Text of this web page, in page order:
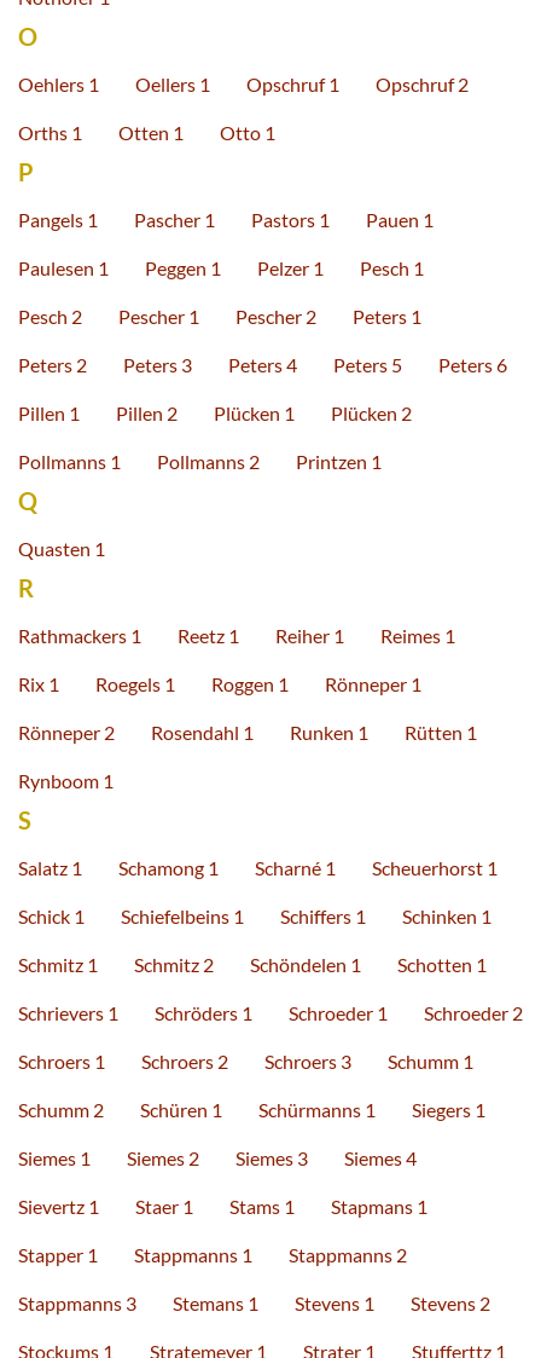
O
Oehlers 1 Oellers 1 Opschruf 1 Opschruf 2
Orths 1 Otten 1 Otto 1
P
Pangels 1 Pascher 1 Pastors 1 Pauen 1
Paulesen 1 Peggen 1 Pelzer 1 Pesch 1
Pesch 2 Pescher 1 Pescher 2 Peters 1
Peters 2 Peters 3 Peters 4 Peters 5 Peters 6
Pillen 1 Pillen 2 Plücken 1 Plücken 2
Pollmanns 1 Pollmanns 2 Printzen 1
Q
Quasten 1
R
Rathmackers 1 Reetz 1 Reiher 1 Reimes 1
Rix 1 Roegels 1 Roggen 1 Rönneper 1
Rönneper 2 Rosendahl 1 Runken 1 Rütten 1
Rynboom 1
S
Salatz 1 Schamong 1 Scharné 1 Scheuerhorst 1
Schick 1 Schiefelbeins 1 Schiffers 1 Schinken 1
Schmitz 1 Schmitz 2 Schöndelen 1 Schotten 1
Schrievers 1 Schröders 1 Schroeder 1 Schroeder 2
Schroers 1 Schroers 2 Schroers 3 Schumm 1
Schumm 2 Schüren 1 Schürmanns 1 Siegers 1
Siemes 1 Siemes 2 Siemes 3 Siemes 4
Sievertz 1 Staer 1 Stams 1 Stapmans 1
Stapper 1 Stappmanns 1 Stappmanns 2
Stappmanns 3 Stemans 1 Stevens 1 Stevens 2
Stockums 1 Stratemeyer 1 Strater 1 Stufferttz 1